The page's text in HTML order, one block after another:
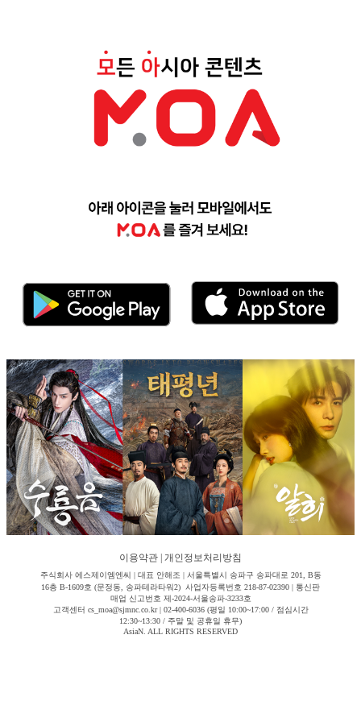
이용약관 개인정보처리방침
주식회사 에스제이엠엔씨 | 대표 안해조 | 서울특별시 송파구 송파대로 201, B동
16층 B-1609호 (문정동, 송파테라타워2) 사업자등록번호 218-87-02390 | 통신판
매업 신고번호 제-2024-서울송파-3233호
고객센터 cs_moa@sjmnc.co.kr | 02-400-6036 (평일 10:00~17:00 / 점심시간
12:30~13:30 / 주말 및 공휴일 휴무)
AsiaN. ALL RIGHTS RESERVED